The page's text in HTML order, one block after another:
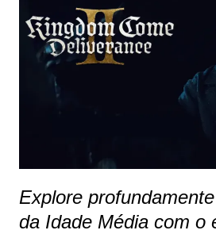
Explore
da Idade Média com o